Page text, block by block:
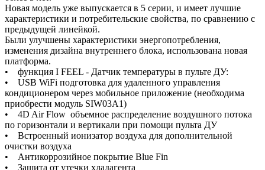
Новая модель уже выпускается в 5 серии, и имеет лучшие
характеристики и потребительские свойства, по сравнению с
предыдущей линейкой.
Были улучшены характеристики энергопотребления,
изменения дизайна внутреннего блока, использована новая
платформа.
• функция I FEEL - Датчик температуры в пульте ДУ:
• USB WiFi подготовка для удаленного управления
кондиционером через мобильное приложение (необходима
приобрести модуль SIW03A1)
• 4D Air Flow объемное распределение воздушного потока
по горизонтали и вертикали при помощи пульта ДУ
• Встроенный ионизатор воздуха для дополнительной
очистки воздуха
• Антикоррозийное покрытие Blue Fin
• Защита от утечки хладагента